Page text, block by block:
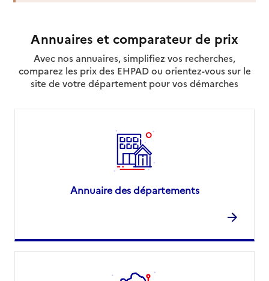
Annuaires et comparateur de prix
Avec nos annuaires, simplifiez vos recherches,
comparez les prix des EHPAD ou orientez-vous sur le
site de votre département pour vos démarches
Annuaire des départements